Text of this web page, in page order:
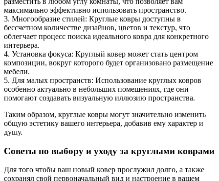
максимально эффективно использовать пространство.
3. Многообразие стилей: Круглые ковры доступны в
бессчетном количестве дизайнов, цветов и текстур, что
облегчает процесс поиска идеального ковра для конкретного
интерьера.
4. Установка фокуса: Круглый ковер может стать центром
композиции, вокруг которого будет организовано размещение
мебели.
5. Для малых пространств: Использование круглых ковров
особенно актуально в небольших помещениях, где они
помогают создавать визуальную иллюзию пространства.
Таким образом, круглые ковры могут значительно изменить
общую эстетику вашего интерьера, добавив ему характер и
душу.
Советы по выбору и уходу за круглыми коврами
Для того чтобы ваш новый ковер прослужил долго, а также
сохранял свой первоначальный вид и настроение в вашем